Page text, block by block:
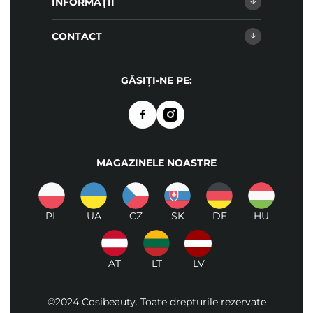
CONTACT
GĂSIȚI-NE PE:
MAGAZINELE NOASTRE
PL UA CZ SK DE HU
AT LT LV
©2024 Cosibeauty. Toate drepturile rezervate